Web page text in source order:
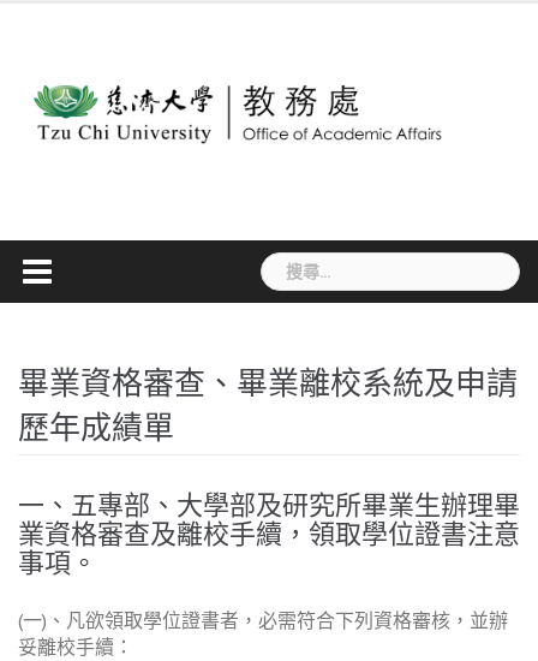
搜
尋
字:
畢業資格審查、畢業離校系統及申請
歷年成績單
一、五專部、大學部及研究所畢業生辦理畢
業資格審查及離校手續，領取學位證書注意
事項。
(一)、凡欲領取學位證書者，必需符合下列資格審核，並辦
妥離校手續：